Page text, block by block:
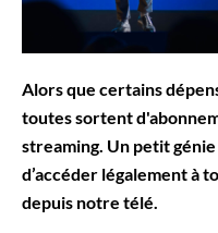
Alors que certains
toutes sortent
streaming. Un petit
d’accéder légalement à
depuis notre télé.